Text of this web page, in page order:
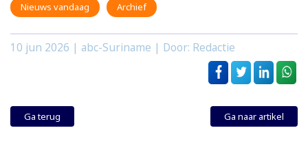
Nieuws vandaag Archief
10 jun 2026 | abc-Suriname | Door: Redactie
Ga terug Ga naar artikel